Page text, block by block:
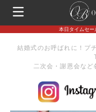
本日タイムセ
結婚式のお呼ばれに！プ
二次会・謝恩会など